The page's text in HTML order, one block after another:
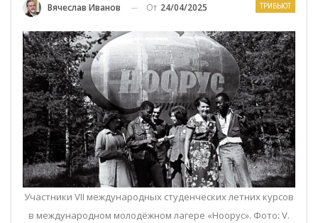
ТРИБЬЮТ
Вячеслав Иванов От 24/04/2025
Участники VII международных студенческих летних курсов
в международном молодёжном лагере «Ноорус». Фото: V.